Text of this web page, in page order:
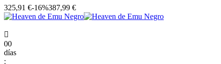
325,91 €-16%387,99 €

00
días
: